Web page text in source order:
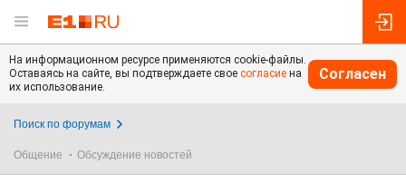
На информационном ресурсе применяются cookie-файлы.
Оставаясь на сайте, вы подтверждаете свое согласие на
их использование.
Согласен
Поиск по форумам
Общение Обсуждение новостей